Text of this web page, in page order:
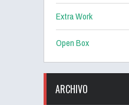
Extra Work
Open Box
ARCHIVO